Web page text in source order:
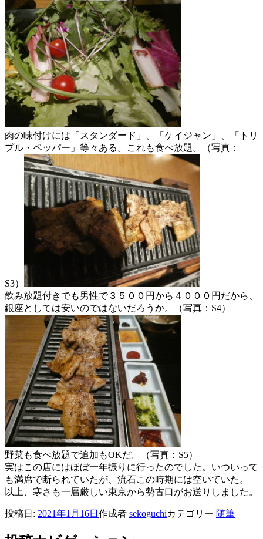
肉の味付けには「スタンダード」、「ケイジャン」、「トリ
プル・ペッパー」等々ある。これも食べ放題。（写真：
S3）
飲み放題付きでも男性で３５００円から４０００円だから、
銀座としては安いのではないだろうか。（写真：S4）
野菜も食べ放題で追加もOKだ。（写真：S5）
実はこの店にはほぼ一年振りに行ったのでした。いついって
も満席で断られていたが、流石この時期には空いていた。
以上、寒さも一層厳しい東京から勢古口がお送りしました。
投稿日: 2021年1月16日 作成者 sekoguchiカテゴリー 随筆